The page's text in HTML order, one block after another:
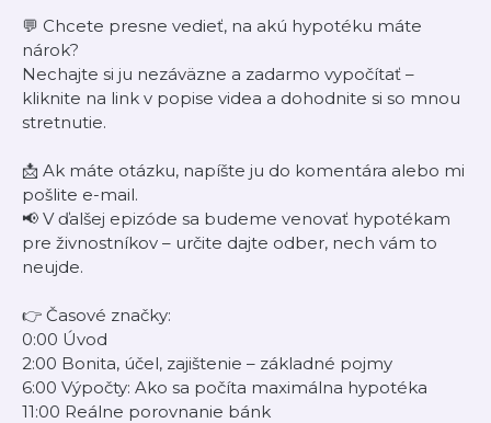
💬 Chcete presne vedieť, na akú hypotéku máte
nárok?
Nechajte si ju nezáväzne a zadarmo vypočítať –
kliknite na link v popise videa a dohodnite si so mnou
stretnutie.
📩 Ak máte otázku, napíšte ju do komentára alebo mi
pošlite e-mail.
📢 V ďalšej epizóde sa budeme venovať hypotékam
pre živnostníkov – určite dajte odber, nech vám to
neujde.
👉 Časové značky:
0:00 Úvod
2:00 Bonita, účel, zajištenie – základné pojmy
6:00 Výpočty: Ako sa počíta maximálna hypotéka
11:00 Reálne porovnanie bánk